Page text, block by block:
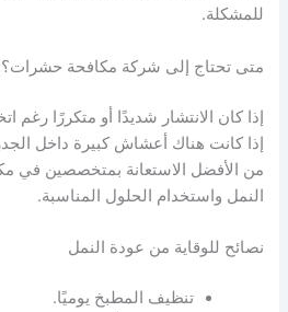
للمشكلة.
متى تحتاج إلى شركة مكافحة حشرات؟
إذا كان الانتشار شديدًا أو متكررًا رغم
إذا كانت هناك أعشاش كبيرة داخل
من الأفضل الاستعانة بمتخصصين في
النمل واستخدام الحلول المناسبة.
نصائح للوقاية من عودة النمل
تنظيف المطبخ يوميًا.